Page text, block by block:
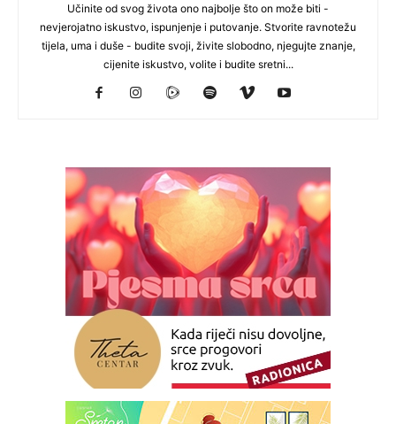
Učinite od svog života ono najbolje što on može biti -
nevjerojatno iskustvo, ispunjenje i putovanje. Stvorite ravnotežu
tijela, uma i duše - budite svoji, živite slobodno, njegujte znanje,
cijenite iskustvo, volite i budite sretni...